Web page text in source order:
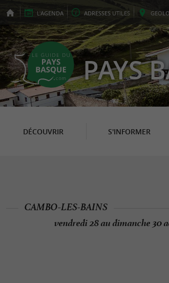
L'AGENDA ADRESSES UTILES GEO
PAYS
DÉCOUVRIR S'INFORMER
CAMBO-LES-BAINS
vendredi 28 au dimanche 30